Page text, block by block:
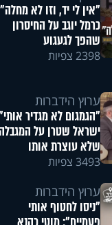
"אין לי יד, וזו לא
כרמל יוגב על החיסרון
שהפך לגעגוע
2398 צפיות
ערוץ הידברות
"הגמגום לא מגדיר
ישראל שטרן על
שלא עוצרת אותו
3493 צפיות
ערוץ הידברות
"ניסו לחטוף אותי